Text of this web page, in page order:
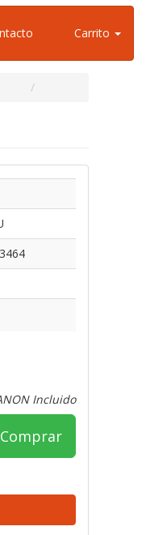
Carrito
Incluido
Comprar